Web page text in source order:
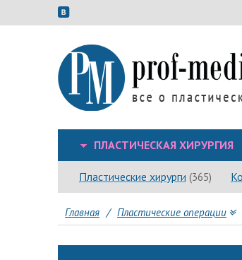
ПЛАСТИЧЕСКАЯ ХИРУРГИЯ
Пластические хирурги (365)
Главная / Пластические операции